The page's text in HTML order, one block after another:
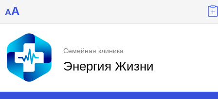
AA
Семейная клиника
Энергия Жизни